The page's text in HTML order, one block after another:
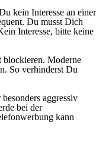
kein Interesse an einer
Du musst Dich
Interesse, bitte keine
blockieren. Moderne
So verhinderst Du
aggressiv
bei der
kann